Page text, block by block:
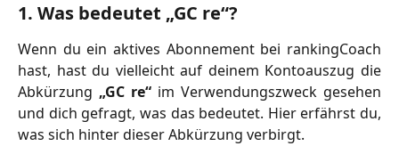
1. Was bedeutet „GC re“?
Wenn du ein aktives Abonnement bei rankingCoach
hast, hast du vielleicht auf deinem Kontoauszug die
Abkürzung „GC re“ im Verwendungszweck gesehen
und dich gefragt, was das bedeutet. Hier erfährst du,
was sich hinter dieser Abkürzung verbirgt.